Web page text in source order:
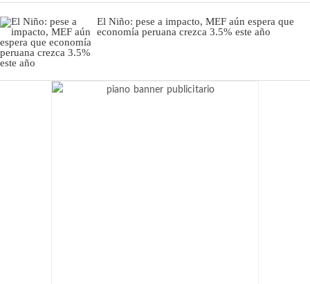
El Niño: pese a impacto, MEF aún espera que
economía peruana crezca 3.5% este año